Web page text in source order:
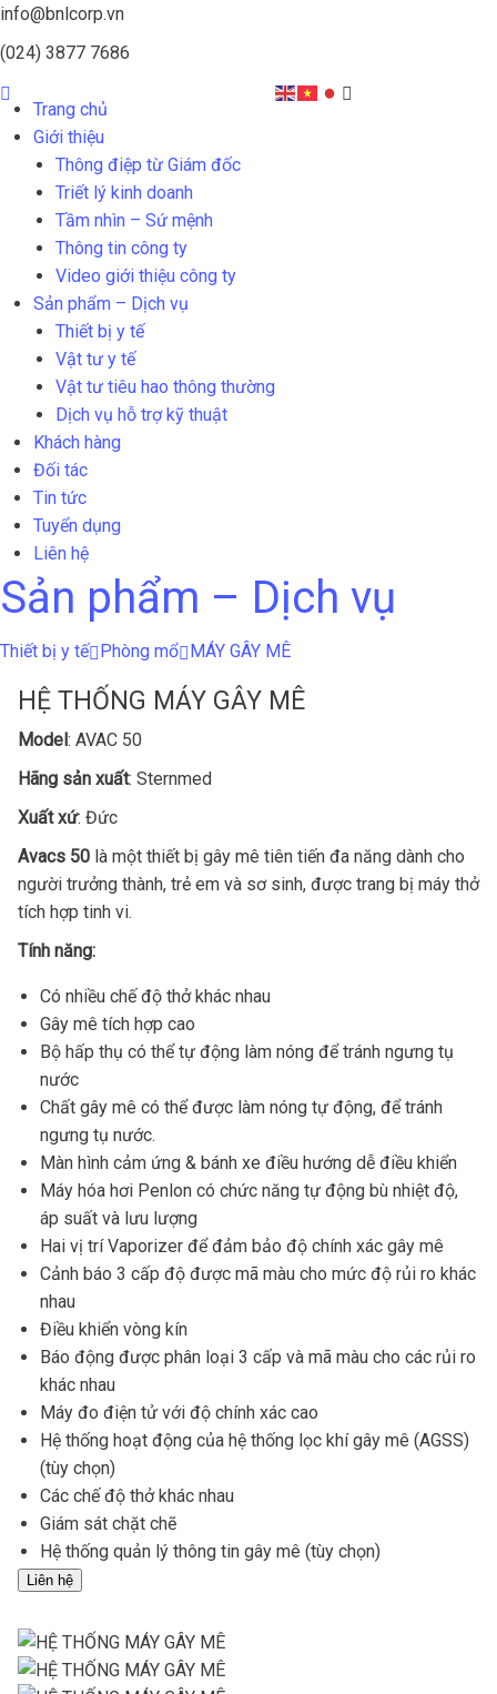
info@bnlcorp.vn
(024) 3877 7686
Trang chủ
Giới thiệu
Thông điệp từ Giám đốc
Triết lý kinh doanh
Tầm nhìn – Sứ mệnh
Thông tin công ty
Video giới thiệu công ty
Sản phẩm – Dịch vụ
Thiết bị y tế
Vật tư y tế
Vật tư tiêu hao thông thường
Dịch vụ hỗ trợ kỹ thuật
Khách hàng
Đối tác
Tin tức
Tuyển dụng
Liên hệ
Sản phẩm – Dịch vụ
Thiết bị y tế Phòng mổ MÁY GÂY MÊ
HỆ THỐNG MÁY GÂY MÊ
Model : AVAC 50
Hãng sản xuất: Sternmed
Xuất xứ: Đức
Avacs 50 là một thiết bị gây mê tiên tiến đa năng dành cho
người trưởng thành, trẻ em và sơ sinh, được trang bị máy thở
tích hợp tinh vi.
Tính năng:
Có nhiều chế độ thở khác nhau
Gây mê tích hợp cao
Bộ hấp thụ có thể tự động làm nóng để tránh ngưng tụ
nước
Chất gây mê có thể được làm nóng tự động, để tránh
ngưng tụ nước.
Màn hình cảm ứng & bánh xe điều hướng dễ điều khiển
Máy hóa hơi Penlon có chức năng tự động bù nhiệt độ,
áp suất và lưu lượng
Hai vị trí Vaporizer để đảm bảo độ chính xác gây mê
Cảnh báo 3 cấp độ được mã màu cho mức độ rủi ro khác
nhau
Điều khiển vòng kín
Báo động được phân loại 3 cấp và mã màu cho các rủi ro
khác nhau
Máy đo điện tử với độ chính xác cao
Hệ thống hoạt động của hệ thống lọc khí gây mê (AGSS)
(tùy chọn)
Các chế độ thở khác nhau
Giám sát chặt chẽ
Hệ thống quản lý thông tin gây mê (tùy chọn)
Liên hệ